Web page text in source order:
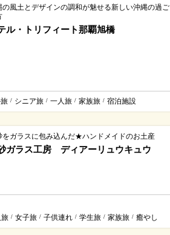
の風土とデザインの調和が魅せる新しい沖縄の過ご
ル・トリフィート那覇旭橋
/ シニア旅 / 一人旅 / 家族旅 / 宿泊施設
をガラスに包み込んだ★ハンドメイドのお土産
ガラス工房 ディアーリュウキュウ
/ 女子旅 / 子供連れ / 学生旅 / 家族旅 / 癒やし